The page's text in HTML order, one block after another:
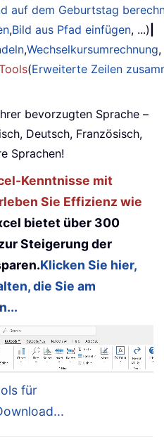
auf dem Geburtstag
,Bild aus Pfad einfügen, ...)
,Wechselkursumrechnung
(Erweiterte Zeilen
bevorzugten Sprache –
Deutsch, Französisch,
Sprachen!
Kenntnisse mit
Sie Effizienz wie
bietet über 300
Steigerung der
Klicken Sie hier,
die Sie am
für